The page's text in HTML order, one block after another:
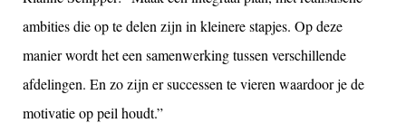
ambities die op te delen zijn in kleinere stapjes. Op deze
manier wordt het een samenwerking tussen verschillende
afdelingen. En zo zijn er successen te vieren waardoor je de
motivatie op peil houdt.”